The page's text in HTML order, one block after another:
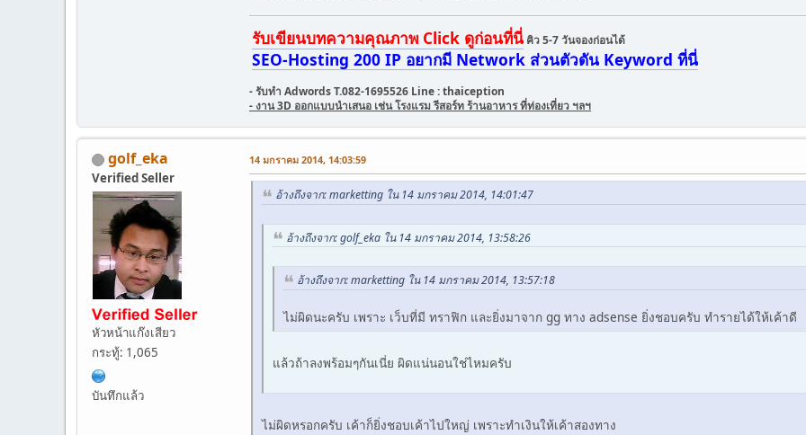
รับเขียนบทความคุณภาพ Click ดูก่อนที่นี่คิว 5-7 วันจองก่อนได้
SEO-Hosting 200 IP อยากมี Network ส่วนตัวดัน Keyword ที่นี่
- รับทำ Adwords T.082-1695526 Line : thaiception
- งาน 3D ออกแบบนำเสนอ เช่น โรงแรม รีสอร์ท ร้านอาหาร ที่ท่องเที่ยว ฯลฯ
golf_eka
Verified Seller
หัวหน้าแก๊งเสียว
กระทู้: 1,065
บันทึกแล้ว
14 มกราคม 2014, 14:03:59
อ้างถึงจาก: marketting ใน 14 มกราคม 2014, 14:01:47
อ้างถึงจาก: golf_eka ใน 14 มกราคม 2014, 13:58:26
อ้างถึงจาก: marketting ใน 14 มกราคม 2014, 13:57:18
ไม่ผิดนะครับ เพราะ เว็บที่มี ทราฟิก และยิ่งมาจาก gg ทาง adsense ยิ่งชอบครับ ทำรายได้ให้เค้าดี
แล้วถ้าลงพร้อมๆกันเนี่ย ผิดแน่นอนใช่ไหมครับ
ไม่ผิดหรอกครับ เค้าก็ยิ่งชอบเค้าไปใหญ่ เพราะทำเงินให้เค้าสองทาง